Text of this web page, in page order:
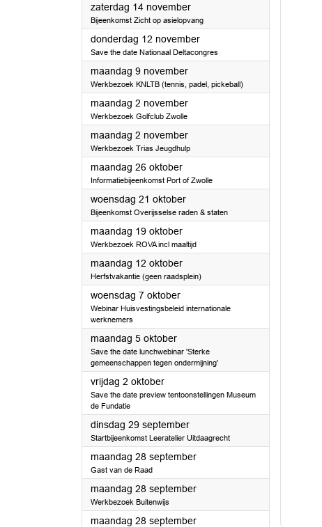
zaterdag 14 november2026
Bijeenkomst Zicht op asielopvang
donderdag 12 november2026
Save the date Nationaal Deltacongres
maandag 9 november2026
Werkbezoek KNLTB (tennis, padel, pickeball)
maandag 2 november2026
Werkbezoek Golfclub Zwolle
maandag 2 november2026
Werkbezoek Trias Jeugdhulp
maandag 26 oktober2026
Informatiebijeenkomst Port of Zwolle
woensdag 21 oktober2026
Bijeenkomst Overijsselse raden & staten
maandag 19 oktober2026
Werkbezoek ROVA incl maaltijd
maandag 12 oktober2026
Herfstvakantie (geen raadsplein)
woensdag 7 oktober2026
Webinar Huisvestingsbeleid internationale
werknemers
maandag 5 oktober2026
Save the date lunchwebinar 'Sterke
gemeenschappen tegen ondermijning'
vrijdag 2 oktober2026
Save the date preview tentoonstellingen Museum
de Fundatie
dinsdag 29 september2026
Startbijeenkomst Leeratelier Uitdaagrecht
maandag 28 september2026
Gast van de Raad
maandag 28 september2026
Werkbezoek Buitenwijs
maandag 28 september2026